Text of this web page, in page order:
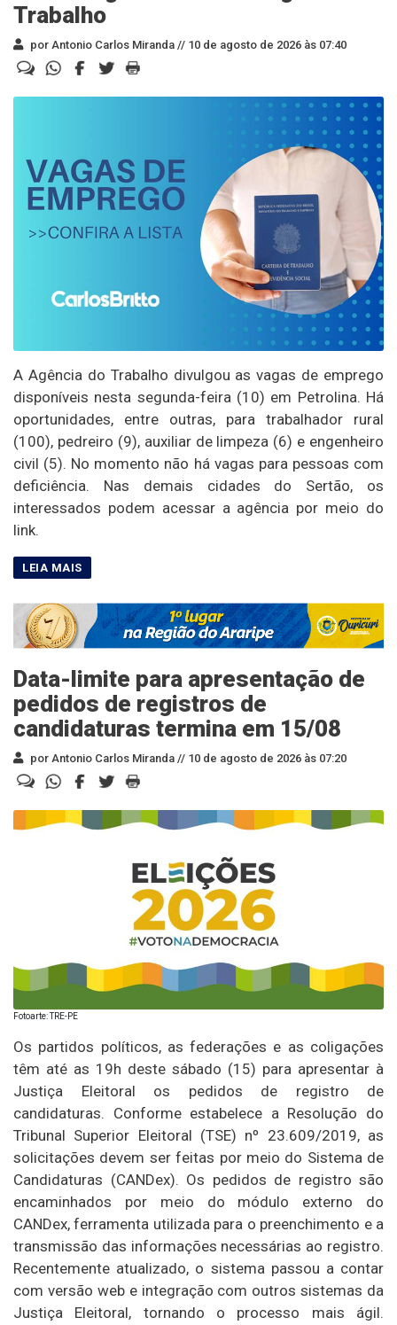
Trabalho
por Antonio Carlos Miranda // 10 de agosto de 2026 às 07:40
A Agência do Trabalho divulgou as vagas de emprego
disponíveis nesta segunda-feira (10) em Petrolina. Há
oportunidades, entre outras, para trabalhador rural
(100), pedreiro (9), auxiliar de limpeza (6) e engenheiro
civil (5). No momento não há vagas para pessoas com
deficiência. Nas demais cidades do Sertão, os
interessados podem acessar a agência por meio do
link.
Data-limite para apresentação de
pedidos de registros de
candidaturas termina em 15/08
por Antonio Carlos Miranda // 10 de agosto de 2026 às 07:20
Fotoarte: TRE-PE
Os partidos políticos, as federações e as coligações
têm até as 19h deste sábado (15) para apresentar à
Justiça Eleitoral os pedidos de registro de
candidaturas. Conforme estabelece a Resolução do
Tribunal Superior Eleitoral (TSE) nº 23.609/2019, as
solicitações devem ser feitas por meio do Sistema de
Candidaturas (CANDex). Os pedidos de registro são
encaminhados por meio do módulo externo do
CANDex, ferramenta utilizada para o preenchimento e a
transmissão das informações necessárias ao registro.
Recentemente atualizado, o sistema passou a contar
com versão web e integração com outros sistemas da
Justiça Eleitoral, tornando o processo mais ágil.